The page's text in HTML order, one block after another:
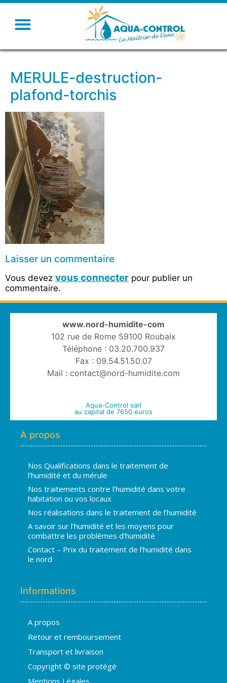
MERULE-destruction-
plafond-torchis
Laisser un commentaire
Vous devez vous connecter pour publier un
commentaire.
www.nord-humidite-com
102 rue de Rome 59100 Roubaix
Téléphone : 03.20.700.937
Fax : 09.54.51.50.07
Mail : contact@nord-humidite.com
Aqua-Control sarl
au capital de 7650 euros
A propos
Nos Qualifications dans le traitement de
l’humidité et du mérule
Nos traitements contre l’humidité dans votre
habitation ou vos locaux
Nos réalisations dans le traitement de l’humidité
A savoir sur l’humidité et les moyens pour
combattre les problèmes d’humidité
Contact – Prix du traitement de l’humidité dans
le nord
Informations
A propos
Retour et remboursement
Transport et livraison
Copyright © site protégé
Mentions Légales
En ligne · répond en quelques secondes
👋 Bonjour ! Je suis
puis-je vous aider ?